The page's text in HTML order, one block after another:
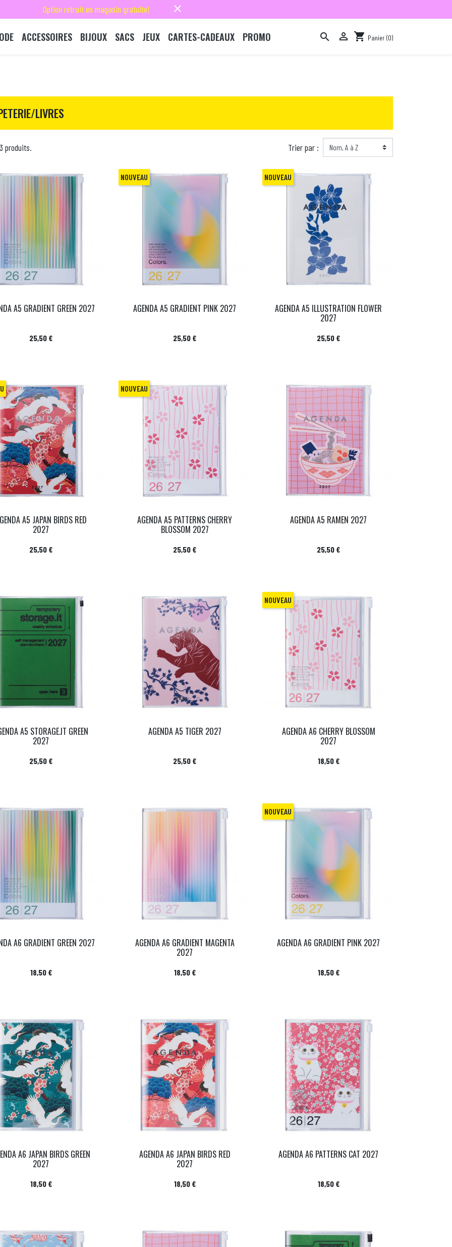
Option retrait en magasin gratuite! close
ACCESSOIRES BIJOUX SACS JEUX CARTES-CADEAUX PROMO   shopping_cart Panier (0)
LIVRES
produits. Trier par :
A5 GRADIENT GREEN 2027
Prix
25,50 €
AGENDA A5 GRADIENT PINK 2027
Prix
25,50 €
NOUVEAU
AGENDA A5 ILLUSTRATION FLOWER
2027
Prix
25,50 €
NOUVEAU
A5 JAPAN BIRDS RED
2027
Prix
25,50 €
AGENDA A5 PATTERNS CHERRY
BLOSSOM 2027
Prix
25,50 €
NOUVEAU
AGENDA A5 RAMEN 2027
Prix
25,50 €
A5 STORAGE.IT GREEN
2027
Prix
25,50 €
AGENDA A5 TIGER 2027
Prix
25,50 €
AGENDA A6 CHERRY BLOSSOM
2027
Prix
18,50 €
NOUVEAU
A6 GRADIENT GREEN 2027
Prix
18,50 €
AGENDA A6 GRADIENT MAGENTA
2027
Prix
18,50 €
AGENDA A6 GRADIENT PINK 2027
Prix
18,50 €
NOUVEAU
A6 JAPAN BIRDS GREEN
2027
Prix
18,50 €
AGENDA A6 JAPAN BIRDS RED
2027
Prix
18,50 €
AGENDA A6 PATTERNS CAT 2027
Prix
18,50 €